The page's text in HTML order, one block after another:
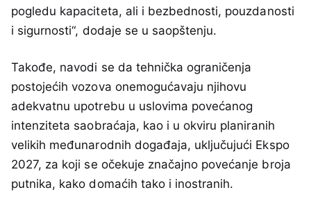
pogledu kapaciteta, ali i bezbednosti, pouzdanosti
i sigurnosti“, dodaje se u saopštenju.
Takođe, navodi se da tehnička ograničenja
postojećih vozova onemogućavaju njihovu
adekvatnu upotrebu u uslovima povećanog
intenziteta saobraćaja, kao i u okviru planiranih
velikih međunarodnih događaja, uključujući Ekspo
2027, za koji se očekuje značajno povećanje broja
putnika, kako domaćih tako i inostranih.